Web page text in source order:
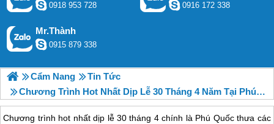
0918 953 728 0916 172 338
Mr.Thành
0915 879 338
Cẩm Nang
Tin Tức
Chương Trình Hot Nhất Dịp Lễ 30 Tháng 4 Năm Tại Phú Quốc
Chương trình hot nhất dịp lễ 30 tháng 4 chính là Phú Quốc thưa các